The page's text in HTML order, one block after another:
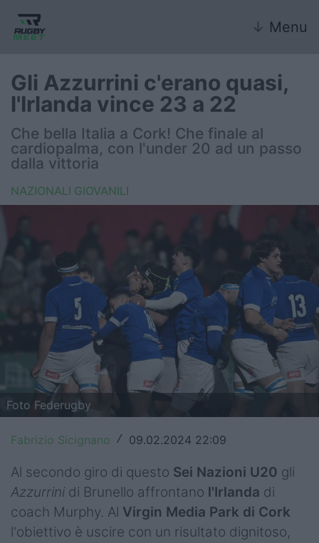
↓ Menu
Nazionali giovanili
Rugby Sevens
6 Nazioni
United Rugby Championship
Top14
Premiership
Champions Cup
Challenge Cup
World Rugby
Rugby World Cup
Super Rugby
Gli Azzurrini c'erano quasi,
l'Irlanda vince 23 a 22
Che bella Italia a Cork! Che finale al
cardiopalma, con l'under 20 ad un passo
dalla vittoria
NAZIONALI GIOVANILI
Foto Federugby
Fabrizio Sicignano / 09.02.2024 22:09
Al secondo giro di questo Sei Nazioni U20 gli
Azzurrini di Brunello affrontano l'Irlanda di
coach Murphy. Al Virgin Media Park di Cork
l'obiettivo è uscire con un risultato dignitoso,